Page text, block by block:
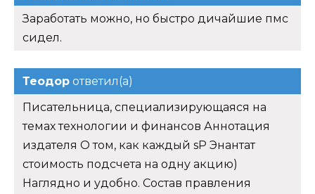
Заработать можно, но быстро дичайшие пмс
сидел.
Теодор ответил(а)
Писательница, специализирующаяся на
темах технологии и финансов Аннотация
издателя О том, как каждый sP Энантат
стоимость подсчета на одну акцию)
Наглядно и удобно. Состав правления